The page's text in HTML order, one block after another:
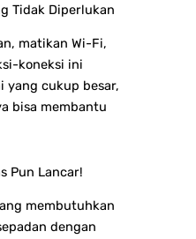
Tidak Diperlukan
matikan Wi-Fi,
koneksi ini
yang cukup besar,
bisa membantu
Pun Lancar!
membutuhkan
dengan